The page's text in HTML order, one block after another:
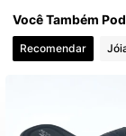
4,89
4,89
Você Também
Recomendar